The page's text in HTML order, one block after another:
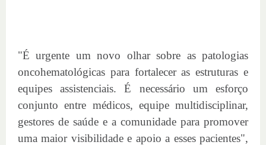
"É urgente um novo olhar sobre as patologias
oncohematológicas para fortalecer as estruturas e
equipes assistenciais. É necessário um esforço
conjunto entre médicos, equipe multidisciplinar,
gestores de saúde e a comunidade para promover
uma maior visibilidade e apoio a esses pacientes",